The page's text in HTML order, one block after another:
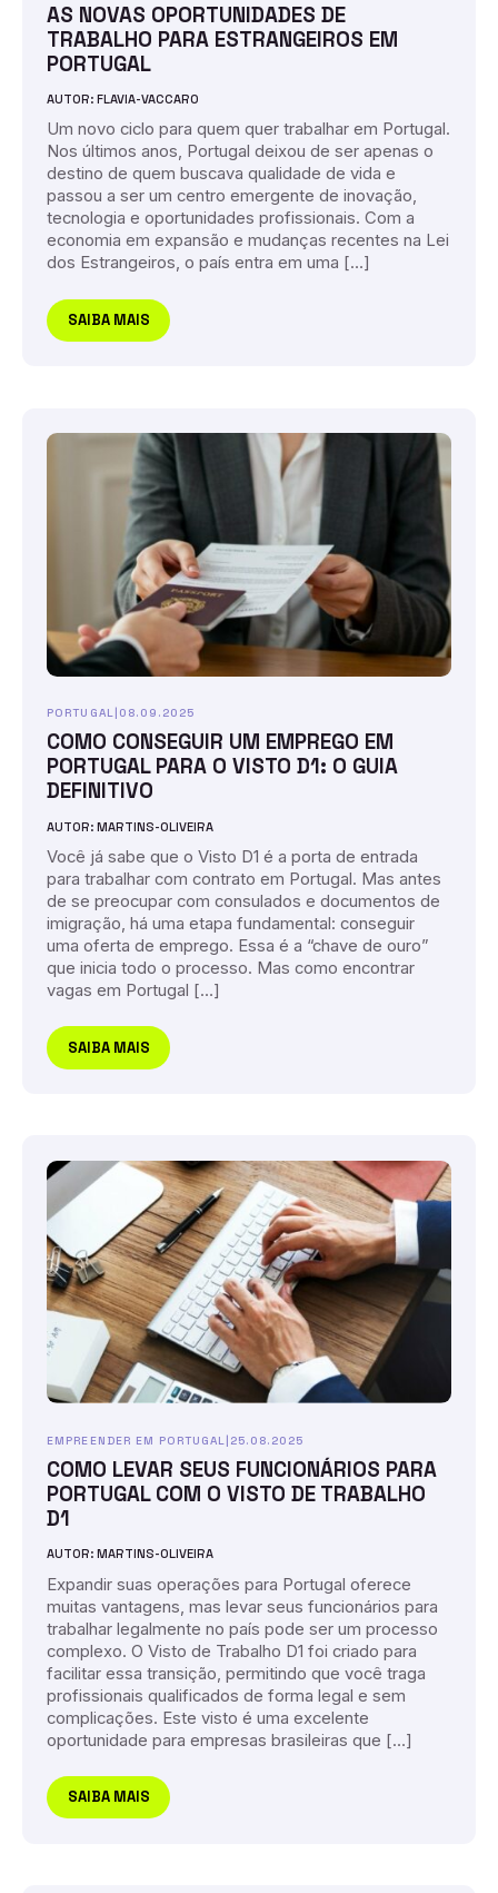
AS NOVAS OPORTUNIDADES DE
TRABALHO PARA ESTRANGEIROS EM
PORTUGAL
AUTOR: FLAVIA-VACCARO
Um novo ciclo para quem quer trabalhar em Portugal.
Nos últimos anos, Portugal deixou de ser apenas o
destino de quem buscava qualidade de vida e
passou a ser um centro emergente de inovação,
tecnologia e oportunidades profissionais. Com a
economia em expansão e mudanças recentes na Lei
dos Estrangeiros, o país entra em uma […]
SAIBA MAIS
PORTUGAL| 08.09.2025
COMO CONSEGUIR UM EMPREGO EM
PORTUGAL PARA O VISTO D1: O GUIA
DEFINITIVO
AUTOR: MARTINS-OLIVEIRA
Você já sabe que o Visto D1 é a porta de entrada
para trabalhar com contrato em Portugal. Mas antes
de se preocupar com consulados e documentos de
imigração, há uma etapa fundamental: conseguir
uma oferta de emprego. Essa é a “chave de ouro”
que inicia todo o processo. Mas como encontrar
vagas em Portugal […]
SAIBA MAIS
EMPREENDER EM PORTUGAL | 25.08.2025
COMO LEVAR SEUS FUNCIONÁRIOS PARA
PORTUGAL COM O VISTO DE TRABALHO
D1
AUTOR: MARTINS-OLIVEIRA
Expandir suas operações para Portugal oferece
muitas vantagens, mas levar seus funcionários para
trabalhar legalmente no país pode ser um processo
complexo. O Visto de Trabalho D1 foi criado para
facilitar essa transição, permitindo que você traga
profissionais qualificados de forma legal e sem
complicações. Este visto é uma excelente
oportunidade para empresas brasileiras que […]
SAIBA MAIS